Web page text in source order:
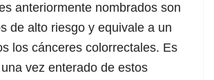
anteriormente nombrados son
de alto riesgo y equivale a un
los cánceres colorrectales. Es
vez enterado de estos